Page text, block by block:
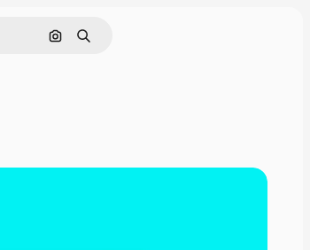
Pesquisar por imagem
Buscar